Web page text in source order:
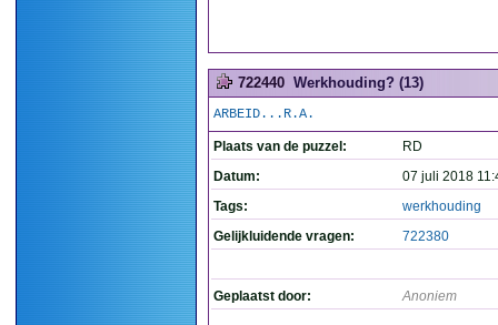
722440 Werkhouding? (13)
ARBEID...R.A.
Plaats van de puzzel:
RD
Datum:
07 juli 2018
Tags:
werkhouding
Gelijkluidende vragen:
722380
Geplaatst door: Anoniem